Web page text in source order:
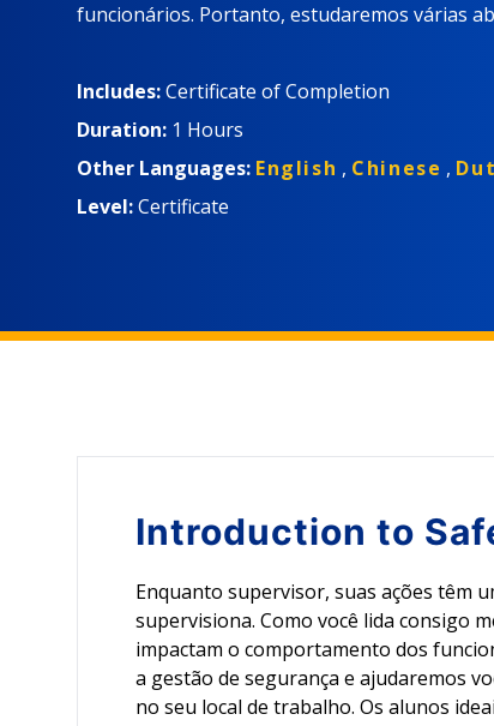
funcionários. Portanto, estudaremos várias
supervisores e gestores.
Includes:Certificate of Completion
Duration: 1 Hours
Other Languages: English , Chinese ,
Level:Certificate
Introduction to
Enquanto supervisor, suas ações têm
supervisiona. Como você lida consigo
impactam o comportamento dos
a gestão de segurança e ajudaremos
no seu local de trabalho. Os alunos